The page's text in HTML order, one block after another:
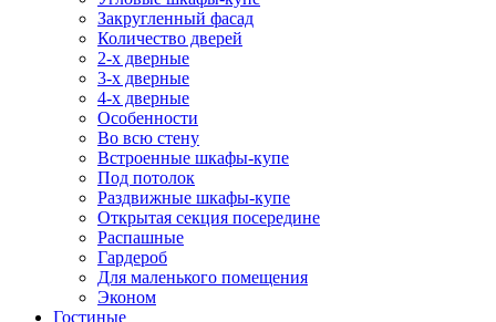
Закругленный фасад
Количество дверей
2-х дверные
3-х дверные
4-х дверные
Особенности
Во всю стену
Встроенные шкафы-купе
Под потолок
Раздвижные шкафы-купе
Открытая секция посередине
Распашные
Гардероб
Для маленького помещения
Эконом
Гостиные